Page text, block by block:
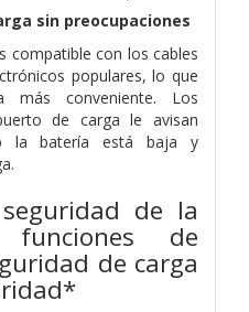
sin preocupaciones
compatible con los cables
populares, lo que
conveniente. Los
de carga le avisan
la batería está baja y
de la
de
de carga